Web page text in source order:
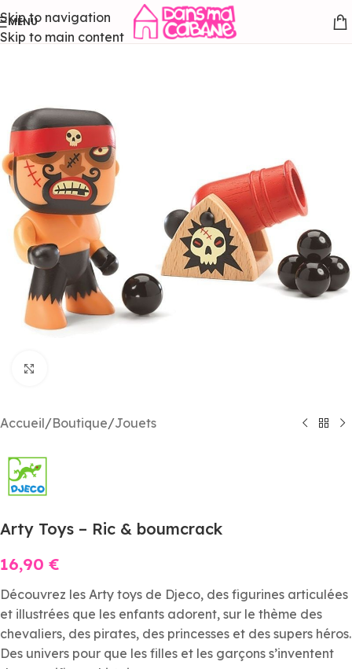
Skip to navigation
Skip to main content
MENU
Accueil/Boutique/Jouets
Arty Toys – Ric & boumcrack
16,90 €
Découvrez les Arty toys de Djeco, des figurines articulées
et illustrées que les enfants adorent, sur le thème des
chevaliers, des pirates, des princesses et des supers héros.
Des univers pour que les filles et les garçons s’inventent